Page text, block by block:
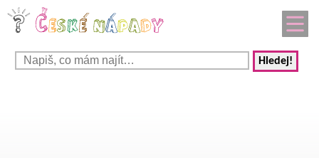
Hledej!